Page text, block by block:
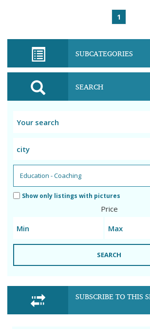
1
SUBCATEGORIES
SEARCH
Show only listings with pictures
Price
SEARCH
SUBSCRIBE TO THIS